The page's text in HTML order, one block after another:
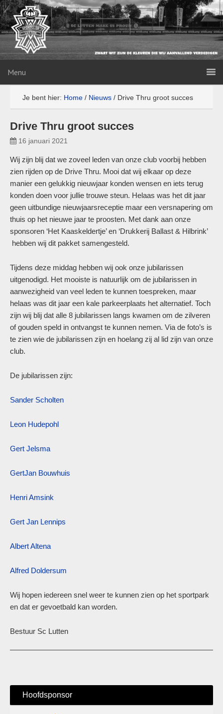
Menu
Je bent hier: Home / Nieuws / Drive Thru groot succes
Drive Thru groot succes
16 januari 2021
Wij zijn blij dat we zoveel leden van onze club voorbij hebben
zien rijden op de Drive Thru. Mooi dat wij elkaar op deze
manier een gelukkig nieuwjaar konden wensen en iets terug
konden doen voor jullie trouwe steun. Helaas was het dit jaar
geen uitbundige nieuwjaarsreceptie maar een versnapering om
thuis op het nieuwe jaar te proosten. Met dank aan onze
sponsoren ‘Het Kaaskeldertje’ en ‘Drukkerij Ballast & Hilbrink’
hebben wij dit pakket samengesteld.
Tijdens deze middag hebben wij ook onze jubilarissen
uitgenodigd. Het mooiste is natuurlijk om de jubilarissen in
aanwezigheid van veel leden te kunnen toespreken, maar
helaas was dit jaar een kale parkeerplaats het alternatief. Toch
zijn wij blij dat alle 8 jubilarissen langs kwamen om de zilveren
of gouden speld in ontvangst te kunnen nemen. Via de foto’s is
te zien wie de jubilarissen zijn en hoelang zij al lid zijn van onze
club.
De jubilarissen zijn:
Sander Scholten
Leon Hudepohl
Gert Jelsma
GertJan Bouwhuis
Henri Amsink
Gert Jan Lennips
Albert Altena
Alfred Doldersum
Wij hopen iedereen snel weer te kunnen zien op het sportpark
en dat er gevoetbald kan worden.
Bestuur Sc Lutten
Hoofdsponsor